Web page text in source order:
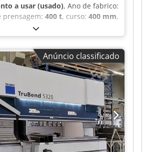
a usar (usado), Ano de fabrico:
prensagem: 400 t, curso: 400 mm,
garganta:
mm, comprimento total:6 100
34 000 kg, Equipamento:
documentação / manual, Prensa
Fabricante: EHT - Trumpf,
8400-50S Ano: 2010 Dados
Tf Sj Ah Nor Fabricante: EHT
TruBend 8400-50S Ano de
Força de dobra: 400 t
dobra: 5050 mm Distância
4050 mm Garganta: 405 mm
400 mm Altura de instalação:
Anúncio classificado